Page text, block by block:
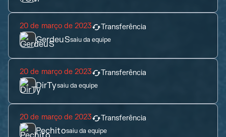
20 de março de 2023 Transferência
GerdeuSsaiu da equipe
20 de março de 2023 Transferência
DirTysaiu da equipe
20 de março de 2023 Transferência
Pechitosaiu da equipe